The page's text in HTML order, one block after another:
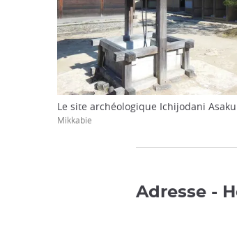
Le site archéologique Ichijodani
Mikkabie
Adresse -